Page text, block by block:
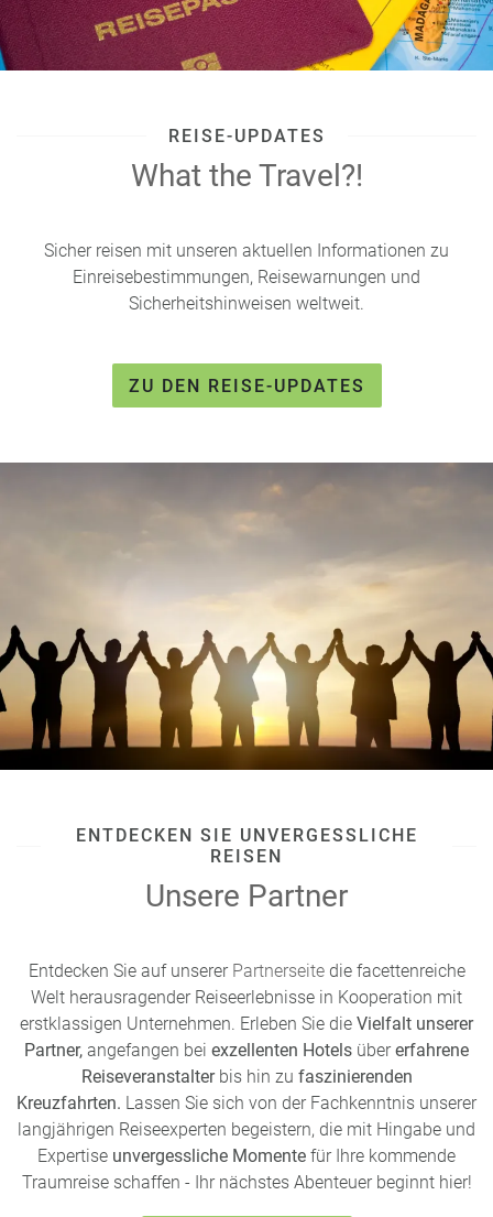
REISE-UPDATES
What the Travel?!
Sicher reisen mit unseren aktuellen Informationen zu
Einreisebestimmungen, Reisewarnungen und
Sicherheitshinweisen weltweit.
ZU DEN REISE-UPDATES
ENTDECKEN SIE UNVERGESSLICHE
REISEN
Unsere Partner
Entdecken Sie auf unserer Partnerseitedie facettenreiche
Welt herausragender Reiseerlebnisse in Kooperation mit
erstklassigen Unternehmen. Erleben Sie die Vielfalt unserer
Partner, angefangen bei exzellenten Hotels über erfahrene
Reiseveranstalterbis hin zu faszinierenden
Kreuzfahrten. Lassen Sie sich von der Fachkenntnis unserer
langjährigen Reiseexperten begeistern, die mit Hingabe und
Expertise unvergessliche Momente für Ihre kommende
Traumreise schaffen - Ihr nächstes Abenteuer beginnt hier!